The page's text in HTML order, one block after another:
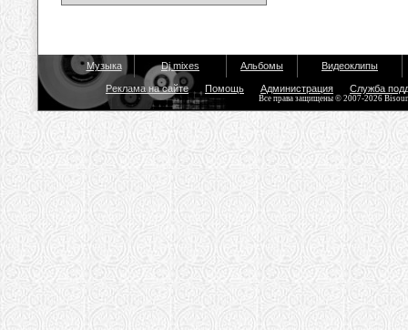
Музыка Dj mixes Альбомы Видеоклипы
Реклама на сайте Помощь Администрация Служба
Все права защищены © 2007-2026